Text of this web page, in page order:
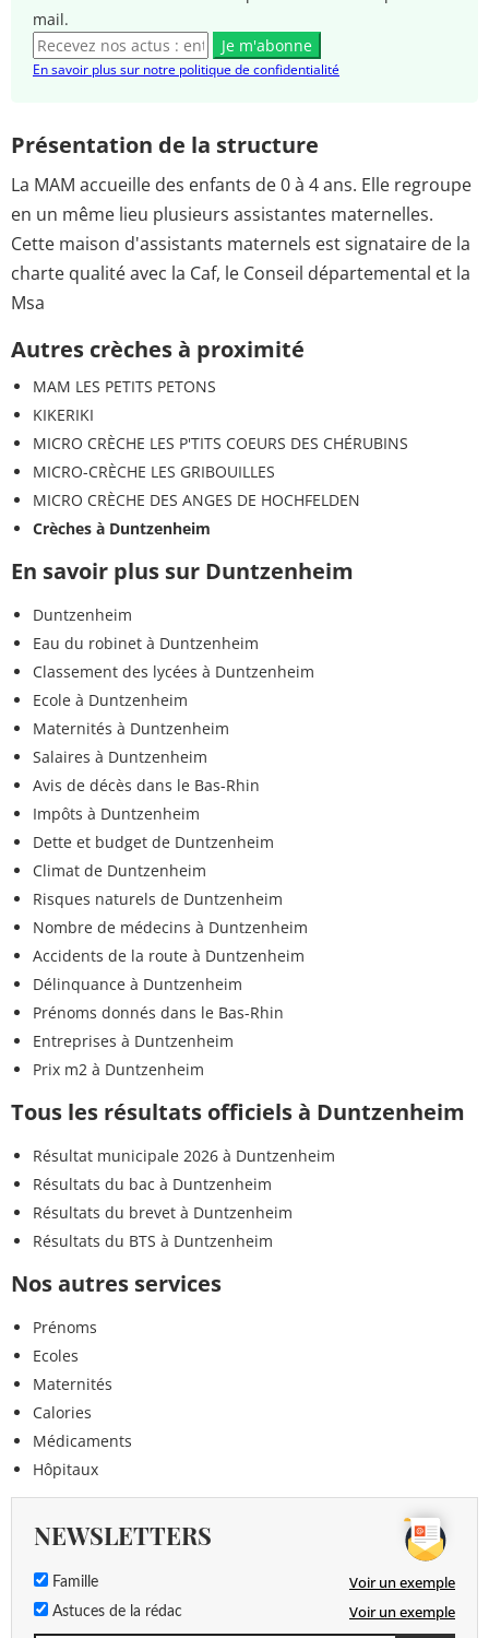
mail.
Je m'abonne
En savoir plus sur notre politique de confidentialité
Présentation de la structure
La MAM accueille des enfants de 0 à 4 ans. Elle regroupe
en un même lieu plusieurs assistantes maternelles.
Cette maison d'assistants maternels est signataire de la
charte qualité avec la Caf, le Conseil départemental et la
Msa
Autres crèches à proximité
MAM LES PETITS PETONS
KIKERIKI
MICRO CRÈCHE LES P'TITS COEURS DES CHÉRUBINS
MICRO-CRÈCHE LES GRIBOUILLES
MICRO CRÈCHE DES ANGES DE HOCHFELDEN
Crèches à Duntzenheim
En savoir plus sur Duntzenheim
Duntzenheim
Eau du robinet à Duntzenheim
Classement des lycées à Duntzenheim
Ecole à Duntzenheim
Maternités à Duntzenheim
Salaires à Duntzenheim
Avis de décès dans le Bas-Rhin
Impôts à Duntzenheim
Dette et budget de Duntzenheim
Climat de Duntzenheim
Risques naturels de Duntzenheim
Nombre de médecins à Duntzenheim
Accidents de la route à Duntzenheim
Délinquance à Duntzenheim
Prénoms donnés dans le Bas-Rhin
Entreprises à Duntzenheim
Prix m2 à Duntzenheim
Tous les résultats officiels à Duntzenheim
Résultat municipale 2026 à Duntzenheim
Résultats du bac à Duntzenheim
Résultats du brevet à Duntzenheim
Résultats du BTS à Duntzenheim
Nos autres services
Prénoms
Ecoles
Maternités
Calories
Médicaments
Hôpitaux
NEWSLETTERS
Famille Voir un exemple
Astuces de la rédac Voir un exemple